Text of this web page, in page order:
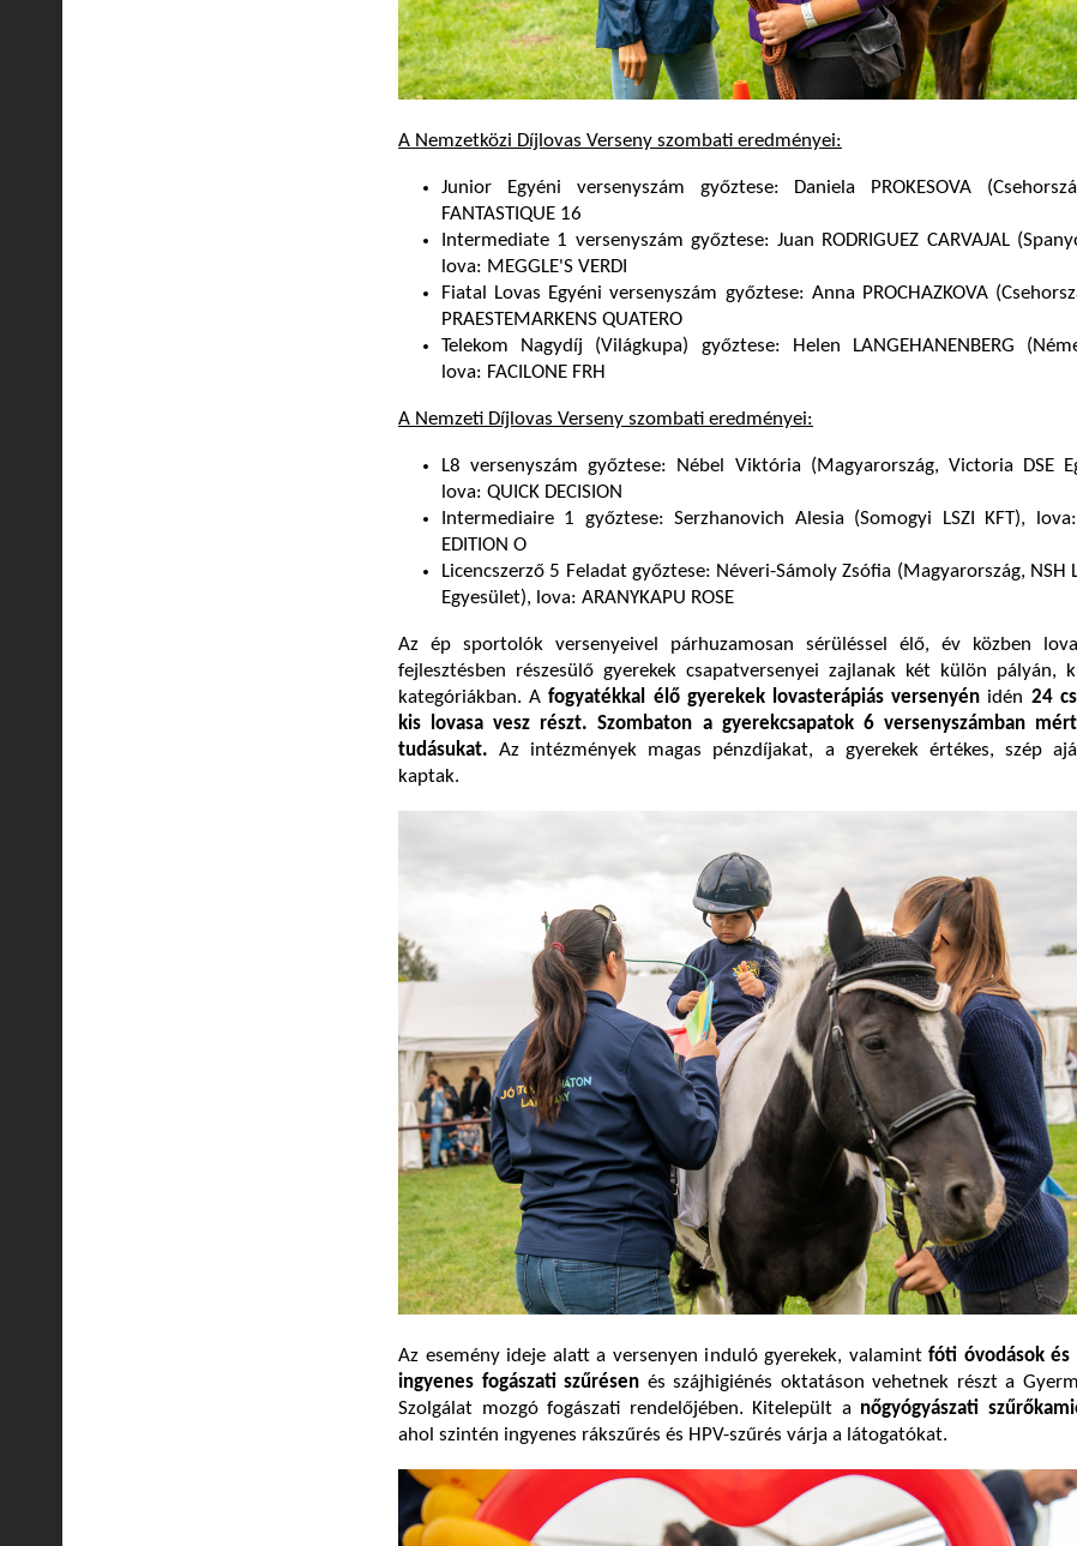
A Nemzetközi Díjlovas Verseny szombati eredményei:
Junior Egyéni versenyszám győztese: Daniela PROKESOVA
FANTASTIQUE 16
Intermediate 1 versenyszám győztese: Juan RODRIGUEZ CARVAJAL
lova: MEGGLE'S VERDI
Fiatal Lovas Egyéni versenyszám győztese: Anna PROCHAZKOVA
PRAESTEMARKENS QUATERO
Telekom Nagydíj (Világkupa) győztese: Helen LANGEHANENBERG
lova: FACILONE FRH
A Nemzeti Díjlovas Verseny szombati eredményei:
L8 versenyszám győztese: Nébel Viktória (Magyarország, Victoria DSE
lova: QUICK DECISION
Intermediaire 1 győztese: Serzhanovich Alesia (Somogyi LSZI KFT),
EDITION O
Licencszerző 5 Feladat győztese: Néveri-Sámoly Zsófia (Magyarország, NSH
Egyesület), lova: ARANYKAPU ROSE
Az ép sportolók versenyeivel párhuzamosan sérüléssel élő, év közben
fejlesztésben részesülő gyerekek csapatversenyei zajlanak két külön pályán,
kategóriákban. Afogyatékkal élő gyerekek lovasterápiás versenyén idén 24
kis lovasa vesz részt. Szombaton a gyerekcsapatok 6 versenyszámban
tudásukat.Az intézmények magas pénzdíjakat, a gyerekek értékes, szép
kaptak.
Az esemény ideje alatt a versenyen induló gyerekek, valamintfóti óvodások és
ingyenes fogászati szűrésen és szájhigiénés oktatáson vehetnek részt a
Szolgálat mozgó fogászati rendelőjében. Kitelepült a nőgyógyászati
ahol szintén ingyenes rákszűrés és HPV-szűrés várja a látogatókat.